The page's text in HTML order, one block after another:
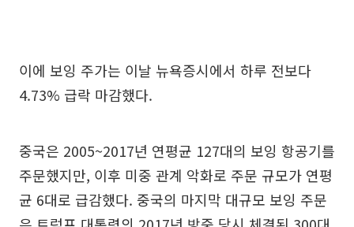
이에 보잉 주가는 이날 뉴욕증시에서 하루 전보다
4.73% 급락 마감했다.
중국은 2005~2017년 연평균 127대의 보잉 항공기를
주문했지만, 이후 미중 관계 악화로 주문 규모가 연평
균 6대로 급감했다. 중국의 마지막 대규모 보잉 주문